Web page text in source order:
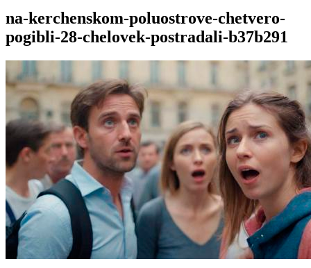
na-kerchenskom-poluostrove-chetvero-
pogibli-28-chelovek-postradali-b37b291